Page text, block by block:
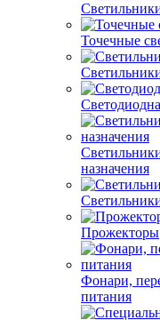
Точечные
назначения
Прожекторы
Фонари,
питания